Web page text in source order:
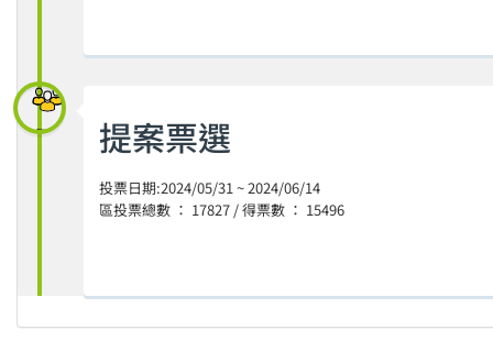
提案票選
投票日期:2024/05/31 ~ 2024/06/14
區投票總數 ： 17827 / 得票數 ： 15496